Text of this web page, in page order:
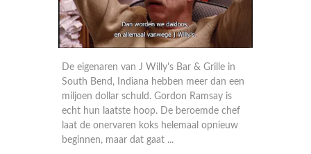
De eigenaren van J Willy's Bar & Grille in
South Bend, Indiana hebben meer dan een
miljoen dollar schuld. Gordon Ramsay is
echt hun laatste hoop. De beroemde chef
laat de onervaren koks helemaal opnieuw
beginnen, maar dat gaat ...